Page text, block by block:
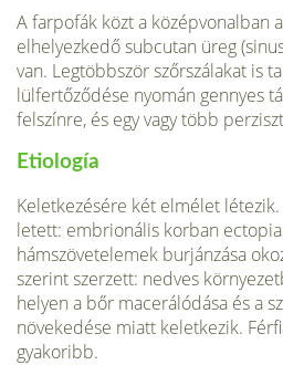
A farpofák közt a középvonalban
elhelyezkedő subcutan üreg
van. Legtöbbször szőrszálakat is
lülfertőződése nyomán gennyes
felszínre, és egy vagy több
Etiología
Keletkezésére két elmélet
letett: embrionális korban
hámszövetelemek burjánzása
szerint szerzett: nedves
helyen a bőr macerálódása és a
növekedése miatt keletkezik.
gyakoribb.